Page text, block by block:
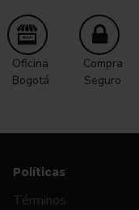
Oficina
Bogotá
Compra
Seguro
Políticas
Términos